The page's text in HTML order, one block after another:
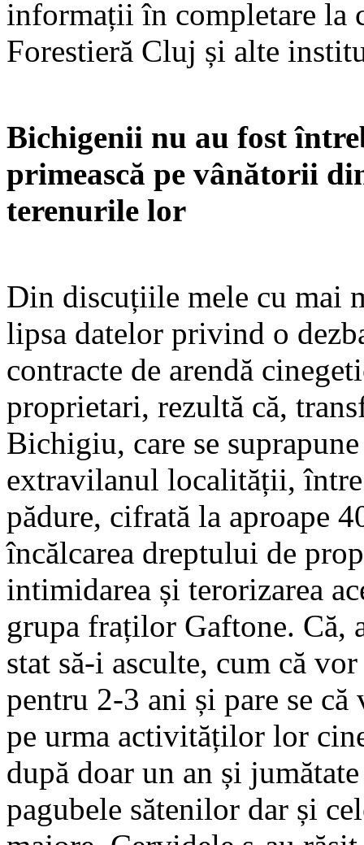
informații în completare la
Forestieră Cluj și alte
Bichigenii nu au fost
primească pe vânătorii
terenurile lor
Din discuțiile mele cu mai
lipsa datelor privind o
contracte de arendă
proprietari, rezultă că,
Bichigiu, care se
extravilanul localității, între
pădure, cifrată la aproape
încălcarea dreptului de
intimidarea și terorizarea
grupa fraților Gaftone. Că,
stat să-i asculte, cum că
pentru 2-3 ani și pare se că
pe urma activităților lor
după doar un an și
pagubele sătenilor dar și